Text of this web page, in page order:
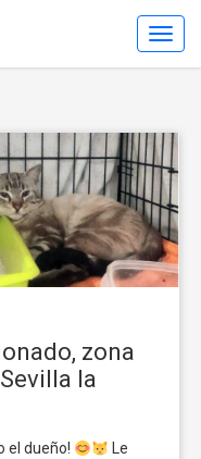
zona
la
el dueño!
Le